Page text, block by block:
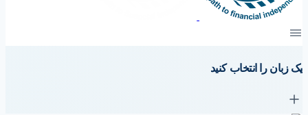
یک زبان را انتخاب کنید